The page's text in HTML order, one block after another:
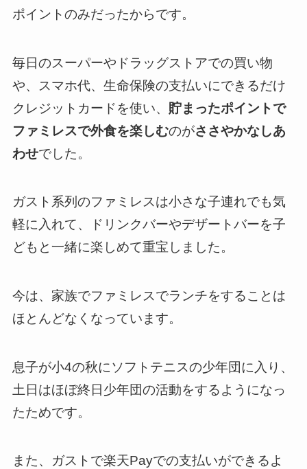
ポイントのみだったからです。
毎日のスーパーやドラッグストアでの買い物
や、スマホ代、生命保険の支払いにできるだけ
クレジットカードを使い、 貯まったポイントで
ファミレスで外食を楽しむのがささやかなしあ
わせでした。
ガスト系列のファミレスは小さな子連れでも気
軽に入れて、ドリンクバーやデザートバーを子
どもと一緒に楽しめて重宝しました。
今は、家族でファミレスでランチをすることは
ほとんどなくなっています。
息子が小4の秋にソフトテニスの少年団に入り、
土日はほぼ終日少年団の活動をするようになっ
たためです。
また、ガストで楽天Payでの支払いができるよ